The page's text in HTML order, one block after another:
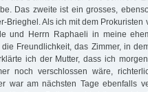
Das zweite ist ein grosses,
Brieghel. Als ich mit dem Prokuristen
und Herrn Raphaeli in meine
Freundlichkeit, das Zimmer, in
ich der Mutter, dass ich
noch verschlossen wäre,
war am nächsten Tage ebenfalls